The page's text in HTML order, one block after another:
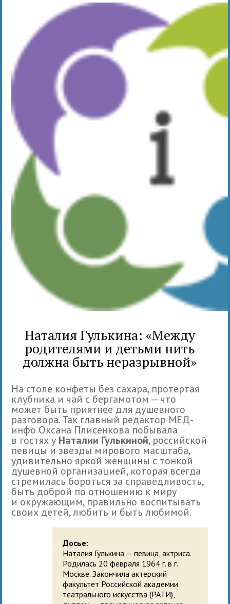
Наталия Гулькина: «Между
родителями и детьми нить
должна быть неразрывной»
На столе конфеты без сахара, протертая
клубника и чай с бергамотом — что
может быть приятнее для душевного
разговора. Так главный редактор МЕД-
инфо Оксана Плисенкова побывала
в гостях у Наталии Гулькиной, российской
певицы и звезды мирового масштаба,
удивительно яркой женщины с тонкой
душевной организацией, которая всегда
стремилась бороться за справедливость,
быть доброй по отношению к миру
и окружающим, правильно воспитывать
своих детей, любить и быть любимой.
Досье:
Наталия Гулькина — певица, актриса.
Родилась 20 февраля 1964 г. в г.
Москве. Закончила актерский
факультет Российской академии
театрального искусства (РАТИ),